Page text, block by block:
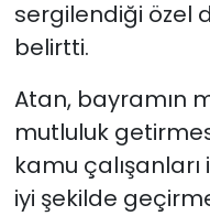
sergilendiği özel
belirtti.
Atan, bayramın
mutluluk
kamu
iyi şekilde